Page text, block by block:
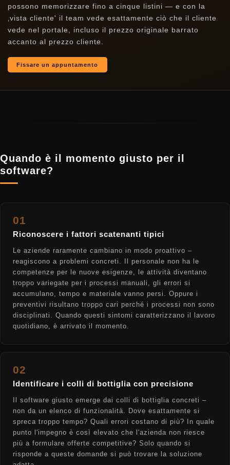
possono memorizzare fino a cinque listini — e con la
‚vista cliente' il team vede esattamente ciò che il cliente
vede nel portale, incluso il prezzo originale barrato
accanto al prezzo cliente.
Fissare un appuntamento
Quando è il momento giusto per il
software?
01
Riconoscere i fattori scatenanti tipici
Le aziende raramente cambiano in modo proattivo –
reagiscono a problemi concreti. Il personale non ha le
competenze per le nuove esigenze, le attività diventano
troppo variegate per i processi manuali, gli errori si
accumulano, tempo e materiale vanno persi. Oppure i
preventivi risultano troppo cari perché i processi non sono
disciplinati. Quando questi sintomi caratterizzano il lavoro
quotidiano, è arrivato il momento.
02
Identificare i colli di bottiglia con precisione
Il software giusto emerge dai colli di bottiglia concreti –
non da un elenco di funzionalità. Dove esattamente si
spreca troppo tempo? Quali errori costano di più? In quale
punto l'impegno è così elevato che l'azienda non riesce
più a formulare offerte competitive? Solo quando si
risponde a queste domande si può trovare la soluzione